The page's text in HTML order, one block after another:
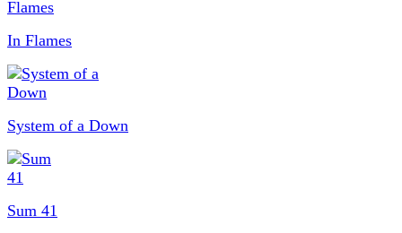
In Flames
System of a Down
Sum 41